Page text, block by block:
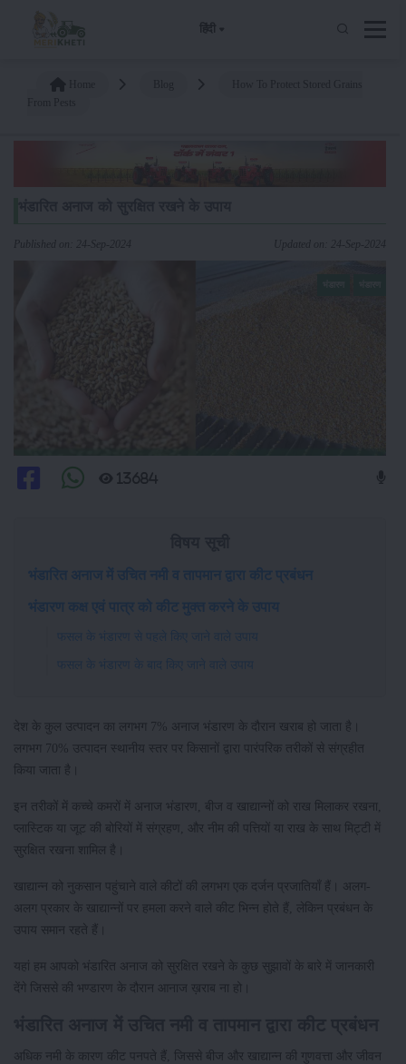
हिंदी
Published on: 24-Sep-2024 Updated on: 24-Sep-2024
13684
भंडारित अनाज में उचित नमी व तापमान द्वारा कीट प्रबंधन
भंडारण कक्ष एवं पात्र को कीट मुक्त करने के उपाय
फसल के भंडारण से पहले किए जाने वाले उपाय
फसल के भंडारण के बाद किए जाने वाले उपाय
देश के कुल उत्पादन का लगभग 7% अनाज भंडारण के दौरान खराब हो जाता है।
लगभग 70% उत्पादन स्थानीय स्तर पर किसानों द्वारा पारंपरिक तरीकों से संग्रहीत
किया जाता है।
इन तरीकों में कच्चे कमरों में अनाज भंडारण, बीज व खाद्यान्नों को राख मिलाकर रखना,
प्लास्टिक या जूट की बोरियों में संग्रहण, और नीम की पत्तियों या राख के साथ मिट्टी में
सुरक्षित रखना शामिल है।
खाद्यान्न को नुकसान पहुंचाने वाले कीटों की लगभग एक दर्जन प्रजातियाँ हैं। अलग-
अलग प्रकार के खाद्यान्नों पर हमला करने वाले कीट भिन्न होते हैं, लेकिन प्रबंधन के
उपाय समान रहते हैं।
यहां हम आपको भंडारित अनाज को सुरक्षित रखने के कुछ सुझावों के बारे में जानकारी
देंगे जिससे की भण्डारण के दौरान आनाज ख़राब ना हो।
अधिक नमी के कारण कीट पनपते हैं, जिससे बीज और खाद्यान्न की गुणवत्ता और जीवन